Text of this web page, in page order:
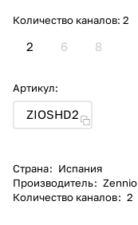
Количество каналов: 2
2 6 8
Артикул:
ZIOSHD2
Страна: Испания
Производитель: Zennio
Количество каналов: 2